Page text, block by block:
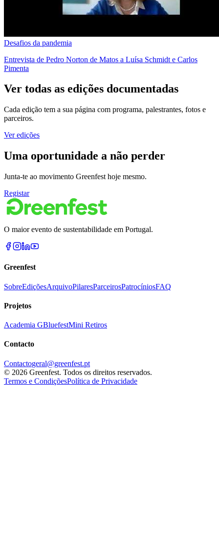
Desafios da pandemia
Entrevista de Pedro Norton de Matos a Luísa Schmidt e Carlos
Pimenta
Ver todas as edições documentadas
Cada edição tem a sua página com programa, palestrantes, fotos e
parceiros.
Ver edições
Uma oportunidade a não perder
Junta-te ao movimento Greenfest hoje mesmo.
Registar
O maior evento de sustentabilidade em Portugal.
Greenfest
SobreEdiçõesArquivoPilaresParceirosPatrocíniosFAQ
Projetos
Academia GBluefestMini Retiros
Contacto
Contactogeral@greenfest.pt
© 2026 Greenfest. Todos os direitos reservados.
Termos e CondiçõesPolítica de Privacidade